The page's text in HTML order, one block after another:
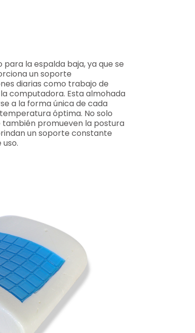
la espalda baja, ya que se
un soporte
diarias como trabajo de
computadora. Esta almohada
a la forma única de cada
óptima. No solo
también promueven la postura
un soporte constante